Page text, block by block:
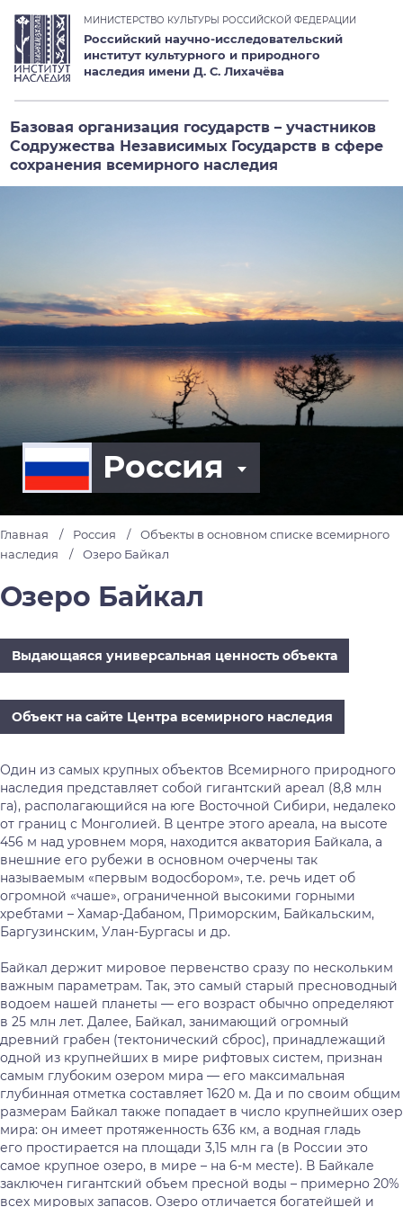
МИНИСТЕРСТВО КУЛЬТУРЫ РОССИЙСКОЙ ФЕДЕРАЦИИ
Российский научно-исследовательский
институт культурного и природного
наследия имени Д. С. Лихачёва
Базовая организация государств – участников
Содружества Независимых Государств в сфере
сохранения всемирного наследия
Россия
Главная Россия
Объекты в основном списке всемирного
наследия
Озеро Байкал
Озеро Байкал
Выдающаяся универсальная ценность объекта
Объект на сайте Центра всемирного наследия
Один из самых крупных объектов Всемирного природного
наследия представляет собой гигантский ареал (8,8 млн
га), располагающийся на юге Восточной Сибири, недалеко
от границ с Монголией. В центре этого ареала, на высоте
456 м над уровнем моря, находится акватория Байкала, а
внешние его рубежи в основном очерчены так
называемым «первым водосбором», т.е. речь идет об
огромной «чаше», ограниченной высокими горными
хребтами – Хамар-Дабаном, Приморским, Байкальским,
Баргузинским, Улан-Бургасы и др.
Байкал держит мировое первенство сразу по нескольким
важным параметрам. Так, это самый старый пресноводный
водоем нашей планеты — его возраст обычно определяют
в 25 млн лет. Далее, Байкал, занимающий огромный
древний грабен (тектонический сброс), принадлежащий
одной из крупнейших в мире рифтовых систем, признан
самым глубоким озером мира — его максимальная
глубинная отметка составляет 1620 м. Да и по своим общим
размерам Байкал также попадает в число крупнейших озер
мира: он имеет протяженность 636 км, а водная гладь
его простирается на площади 3,15 млн га (в России это
самое крупное озеро, в мире – на 6-м месте). В Байкале
заключен гигантский объем пресной воды – примерно 20%
всех мировых запасов. Озеро отличается богатейшей и